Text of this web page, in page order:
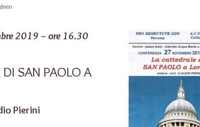
2019 – ore 16.30
DI SAN PAOLO A
Pierini